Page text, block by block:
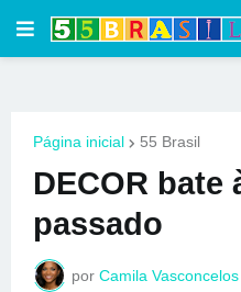
Página inicial 55 Brasil
DECOR bate
passado
por Camila Vasconcelos